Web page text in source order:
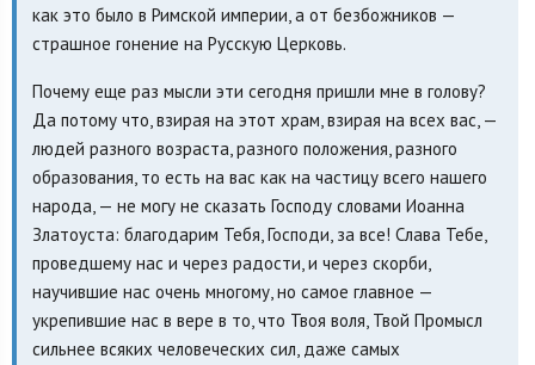
как это было в Римской империи, а от безбожников —
страшное гонение на Русскую Церковь.
Почему еще раз мысли эти сегодня пришли мне в голову?
Да потому что, взирая на этот храм, взирая на всех вас, —
людей разного возраста, разного положения, разного
образования, то есть на вас как на частицу всего нашего
народа, — не могу не сказать Господу словами Иоанна
Златоуста: благодарим Тебя, Господи, за все! Слава Тебе,
проведшему нас и через радости, и через скорби,
научившие нас очень многому, но самое главное —
укрепившие нас в вере в то, что Твоя воля, Твой Промысл
сильнее всяких человеческих сил, даже самых